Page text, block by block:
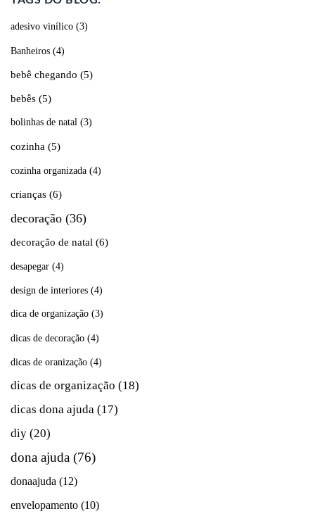
adesivo vinílico (3)
Banheiros (4)
bebê chegando (5)
bebês (5)
bolinhas de natal (3)
cozinha (5)
cozinha organizada (4)
crianças (6)
decoração (36)
decoração de natal (6)
desapegar (4)
design de interiores (4)
dica de organização (3)
dicas de decoração (4)
dicas de oranização (4)
dicas de organização (18)
dicas dona ajuda (17)
diy (20)
dona ajuda (76)
donaajuda (12)
envelopamento (10)